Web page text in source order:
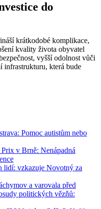
do
krátkodobé komplikace,
kvality života obyvatel
vyšší odolnost vůči
infrastrukturu, která bude
Pomoc autistům nebo
v Brně: Nenápadná
lidí: vzkazuje Novotný za
a varovala před
politických vězňů: